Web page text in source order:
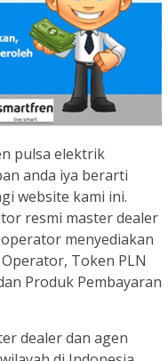
pulsa elektrik
anda iya berarti
website kami ini.
resmi master dealer
menyediakan
Token PLN
Produk Pembayaran
dealer dan agen